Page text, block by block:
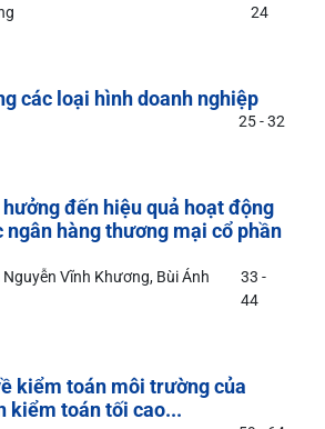
24
các loại hình doanh nghiệp
25 - 32
đến hiệu quả hoạt động
ngân hàng thương mại cổ phần
Vĩnh Khương, Bùi Ánh
33 -
44
kiểm toán môi trường của
kiểm toán tối cao...